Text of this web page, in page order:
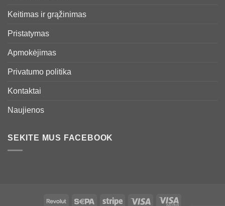
Keitimas ir grąžinimas
Pristatymas
Apmokėjimas
Privatumo politika
Kontaktai
Naujienos
SEKITE MUS FACEBOOK